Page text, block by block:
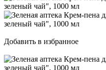
Добавить в избранное